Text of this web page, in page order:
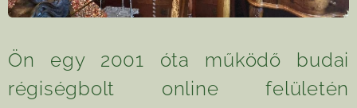
Ön egy 2001 óta működő budai
régiségbolt online felületén